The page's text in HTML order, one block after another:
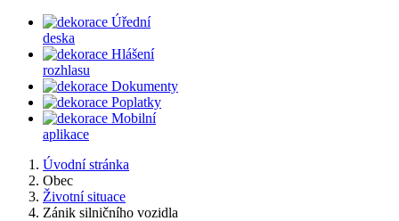
Úřední
deska
Hlášení
rozhlasu
Dokumenty
Poplatky
Mobilní
aplikace
Úvodní stránka
Obec
Životní situace
Zánik silničního vozidla